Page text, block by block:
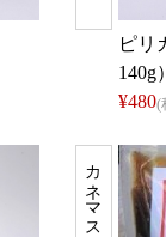
ピリ
¥480(
カネマス福丸屋